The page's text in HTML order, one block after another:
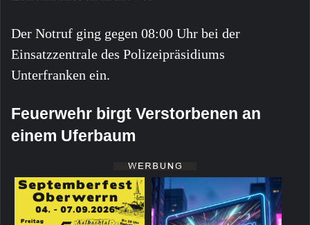
Der Notruf ging gegen 08:00 Uhr bei der
Einsatzzentrale des Polizeipräsidiums
Unterfranken ein.
Feuerwehr birgt Verstorbenen an
einem Uferbaum